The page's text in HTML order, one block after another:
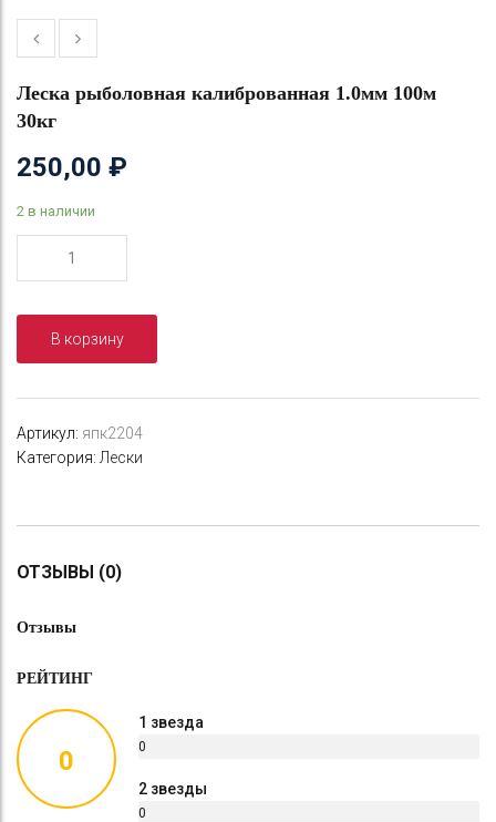
Леска рыболовная калиброванная 1.0мм 100м
30кг
250,00 ₽
2 в наличии
рыболовная
калиброванная
1.0мм
В корзину
Артикул: япк2204
Категория: Лески
ОТЗЫВЫ (0)
Отзывы
РЕЙТИНГ
0
1 звезда
0
2 звезды
0